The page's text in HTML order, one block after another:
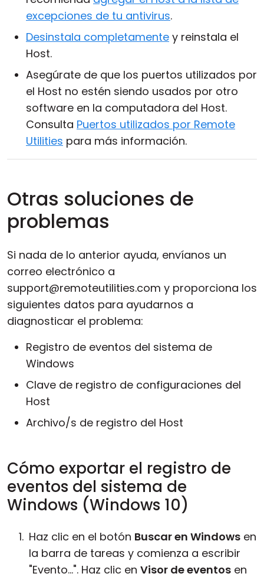
excepciones de tu antivirus.
Desinstala completamente y reinstala el
Host.
Asegúrate de que los puertos utilizados por
el Host no estén siendo usados por otro
software en la computadora del Host.
Consulta Puertos utilizados por Remote
Utilities para más información.
Otras soluciones de
problemas
Si nada de lo anterior ayuda, envíanos un
correo electrónico a
support@remoteutilities.com y proporciona los
siguientes datos para ayudarnos a
diagnosticar el problema:
Registro de eventos del sistema de
Windows
Clave de registro de configuraciones del
Host
Archivo/s de registro del Host
Cómo exportar el registro de
eventos del sistema de
Windows (Windows 10)
Haz clic en el botón Buscar en Windows en
la barra de tareas y comienza a escribir
"Evento...". Haz clic en Visor de eventos en